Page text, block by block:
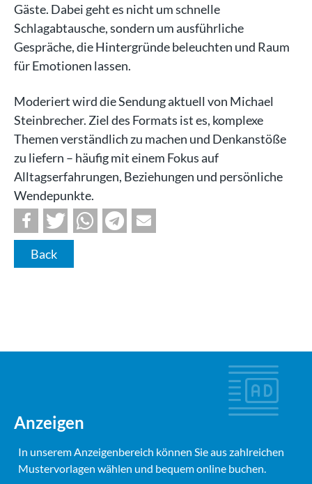
Gäste. Dabei geht es nicht um schnelle
Schlagabtausche, sondern um ausführliche
Gespräche, die Hintergründe beleuchten und Raum
für Emotionen lassen.
Moderiert wird die Sendung aktuell von Michael
Steinbrecher. Ziel des Formats ist es, komplexe
Themen verständlich zu machen und Denkanstöße
zu liefern – häufig mit einem Fokus auf
Alltagserfahrungen, Beziehungen und persönliche
Wendepunkte.
Back
Anzeigen
In unserem Anzeigenbereich können Sie aus zahlreichen
Mustervorlagen wählen und bequem online buchen.